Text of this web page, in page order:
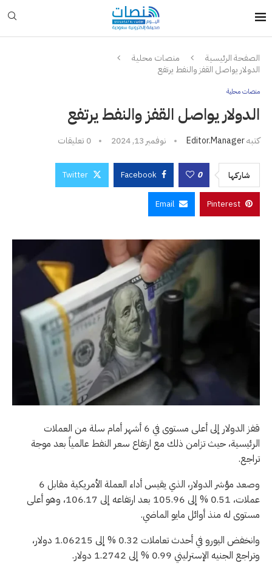
الصفحة الرئيسية
منصات محلية
الدولار يواصل القفز والنفط يرتفع
منصات محلية
الدولار يواصل القفز والنفط يرتفع
كتبهEditor.manager نوفمبر 13, 2024 0 تعليقات
شاركها 0
Facebook
Twitter
Pinterest
Email
قفز الدولار إلى أعلى مستوى في 6 أشهر أمام سلة من العملات
الرئيسية، حيث تزامن ذلك مع ارتفاع سعر النفط عالمياً بعد موجة
تراجع.
وصعد مؤشر الدولار، الذي يقيس أداء العملة الأمريكية مقابل 6
عملات، 0.51 % إلى 105.96 بعد ارتفاعه إلى 106.17، وهو أعلى
مستوى له منذ أوائل مايو الماضي.
وانخفض اليورو في أحدث تعاملات 0.32 % إلى 1.06215 دولار،
وتراجع الجنيه الإسترليني 0.99 % إلى 1.2742 دولار.